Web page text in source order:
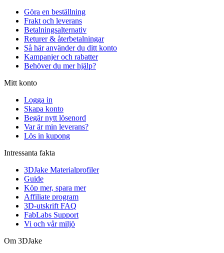
Göra en beställning
Frakt och leverans
Betalningsalternativ
Returer & återbetalningar
Så här använder du ditt konto
Kampanjer och rabatter
Behöver du mer hjälp?
Mitt konto
Logga in
Skapa konto
Begär nytt lösenord
Var är min leverans?
Lös in kupong
Intressanta fakta
3DJake Materialprofiler
Guide
Köp mer, spara mer
Affiliate program
3D-utskrift FAQ
FabLabs Support
Vi och vår miljö
Om 3DJake